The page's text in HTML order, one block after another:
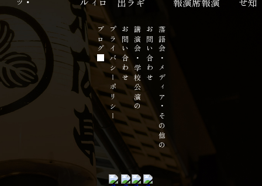
落語会・メディア・その他の
お問い合わせ
講演会・学校公演の
お問い合わせ
プライバシーポリシー
ブログ